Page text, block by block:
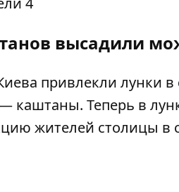
высадили
привлекли лунки
каштаны. Теперь в
жителей столицы в